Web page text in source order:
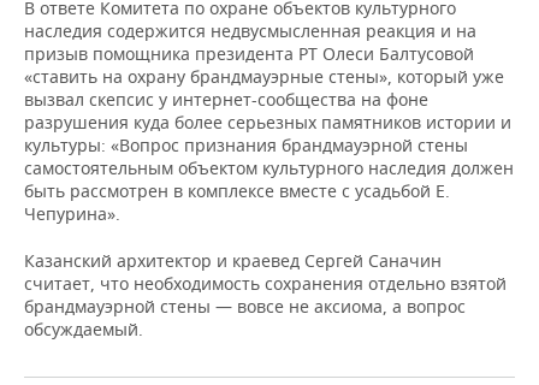
В ответе Комитета по охране объектов культурного
наследия содержится недвусмысленная реакция и на
призыв помощника президента РТ Олеси Балтусовой
«ставить на охрану брандмауэрные стены», который уже
вызвал скепсис у интернет-сообщества на фоне
разрушения куда более серьезных памятников истории и
культуры: «Вопрос признания брандмауэрной стены
самостоятельным объектом культурного наследия должен
быть рассмотрен в комплексе вместе с усадьбой Е.
Чепурина».
Казанский архитектор и краевед Сергей Саначин
считает, что необходимость сохранения отдельно взятой
брандмауэрной стены — вовсе не аксиома, а вопрос
обсуждаемый.